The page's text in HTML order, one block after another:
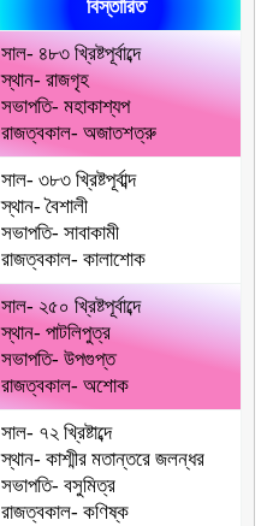
বিস্তারিত
সাল- ৪৮৩ খ্রিষ্টপূর্বাব্দে
স্থান- রাজগৃহ
সভাপতি- মহাকাশ্যপ
রাজত্বকাল- অজাতশত্রু
সাল- ৩৮৩ খ্রিষ্টপূর্বাব্দ
স্থান- বৈশালী
সভাপতি- সাবাকামী
রাজত্বকাল- কালাশোক
সাল- ২৫০ খ্রিষ্টপূর্বাব্দে
স্থান- পাটলিপুত্র
সভাপতি- উপগুপ্ত
রাজত্বকাল- অশোক
সাল- ৭২ খ্রিষ্টাব্দে
স্থান- কাশ্মীর মতান্তরে জলন্ধর
সভাপতি- বসুমিত্র
রাজত্বকাল- কণিষ্ক